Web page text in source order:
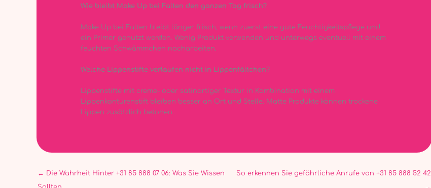
Wie bleibt Make Up bei Falten den ganzen Tag frisch?
Make Up bei Falten bleibt länger frisch, wenn zuerst eine gute Feuchtigkeitspflege und
ein Primer genutzt werden. Wenig Produkt verwenden und unterwegs eventuell mit einem
feuchten Schwämmchen nacharbeiten.
Welche Lippenstifte verlaufen nicht in Lippenfältchen?
Lippenstifte mit creme- oder satinartiger Textur in Kombination mit einem
Lippenkonturenstift bleiben besser an Ort und Stelle. Matte Produkte können trockene
Lippen zusätzlich betonen.
← Die Wahrheit Hinter +31 85 888 07 06: Was Sie Wissen
So erkennen Sie gefährliche Anrufe von +31 85 888 52 42